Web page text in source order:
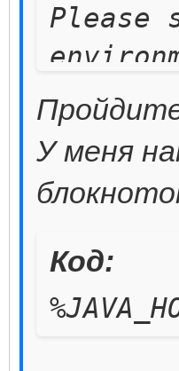
Please
У меня
Код: